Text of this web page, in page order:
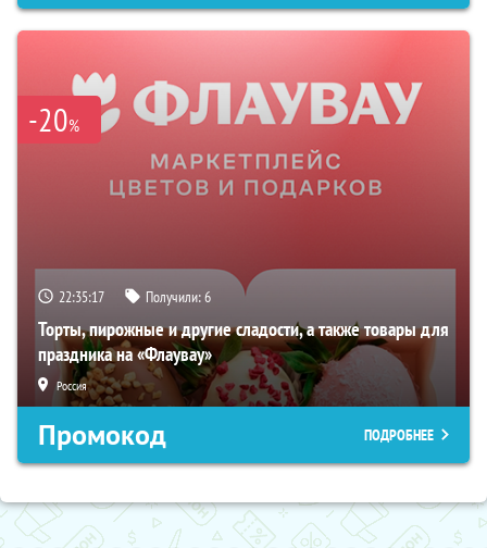
-20%
22:35:15 Получили:6
Торты, пирожные и другие сладости, а также товары для
праздника на «Флаувау»
Россия
Промокод ПОДРОБНЕЕ